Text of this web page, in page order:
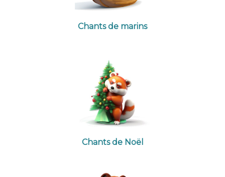
Chants de marins
Chants de Noël